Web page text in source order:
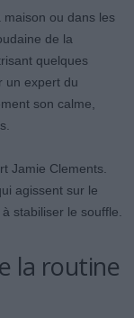
ou dans les
de la
quelques
un expert du
son calme,
Jamie Clements.
agissent sur le
stabiliser le souffle.
la routine